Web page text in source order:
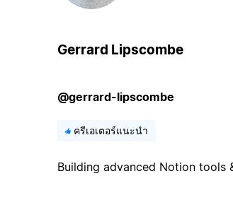
Gerrard Lipscombe
@gerrard-lipscombe
ครีเอเตอร์แนะนำ
Building advanced Notion tools